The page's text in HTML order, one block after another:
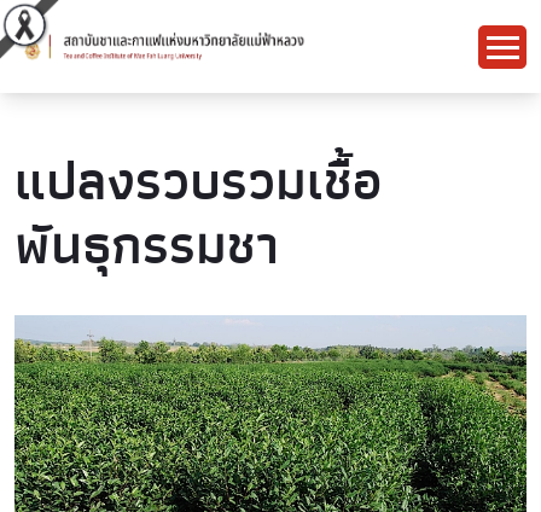
แปลงรวบรวมเชื้อ
พันธุกรรมชา